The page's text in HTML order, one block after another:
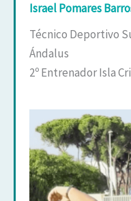
Israel Pomares
Técnico Deportivo
Ándalus
2º Entrenador Isla